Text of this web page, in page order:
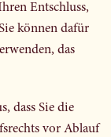
Entschluss,
können dafür
das
dass Sie die
vor Ablauf